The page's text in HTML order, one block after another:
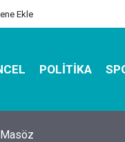
Ekle
POLITIKA
ile Estetik,